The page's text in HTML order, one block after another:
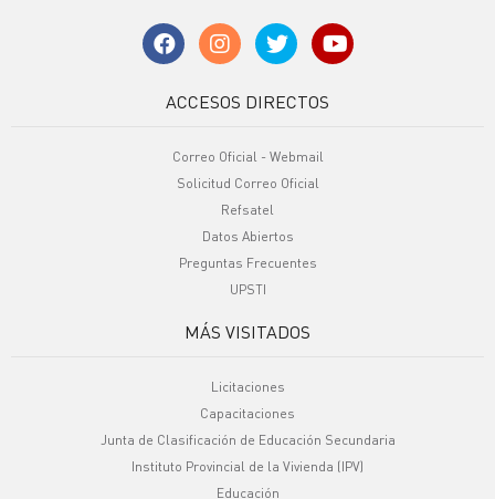
ACCESOS DIRECTOS
Correo Oficial - Webmail
Solicitud Correo Oficial
Refsatel
Datos Abiertos
Preguntas Frecuentes
UPSTI
MÁS VISITADOS
Licitaciones
Capacitaciones
Junta de Clasificación de Educación Secundaria
Instituto Provincial de la Vivienda (IPV)
Educación